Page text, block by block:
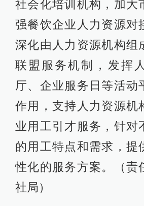
社会化培训机构，加大
强餐饮企业人力资源对
深化由人力资源机构组
联盟服务机制，发挥
厅、企业服务日等活动
作用，支持人力资源机
业用工引才服务，针对
的用工特点和需求，提
性化的服务方案。（责
社局）